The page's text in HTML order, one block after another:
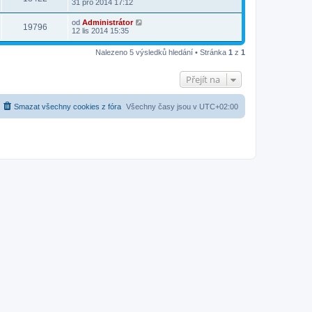
31 pro 2014 17:12
19796 od Administrátor
12 lis 2014 15:35
Nalezeno 5 výsledků hledání • Stránka 1 z 1
Přejít na
Všechny časy jsou v UTC+02:00
Smazat všechny cookies z fóra